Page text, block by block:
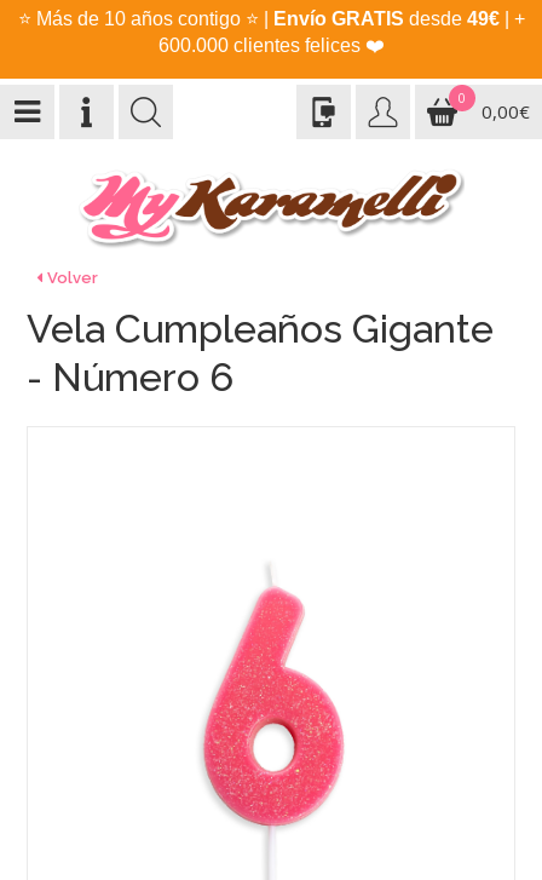
⭐ Más de 10 años contigo ⭐ Envío GRATIS desde 49€| +
600.000 clientes felices ❤️
0
0,00€
Volver
Vela Cumpleaños Gigante
- Número 6